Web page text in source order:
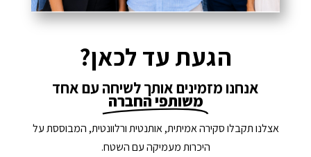
הגעת עד לכאן?
אנחנו מזמינים אותך לשיחה עם אחד
משותפי החברה
אצלנו תקבלו סקירה אמיתית, אותנטית ורלוונטית, המבוססת על
היכרות מעמיקה עם השטח.